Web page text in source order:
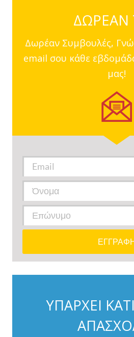
ΔΩΡΕΑΝ
Δωρέαν Συμβουλές,
email σου κάθε
μας!
ΥΠΑΡΧΕΙ